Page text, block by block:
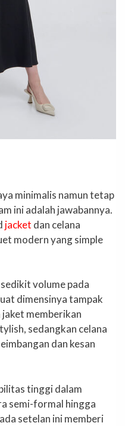
minimalis namun tetap
ini adalah jawabannya.
jacket dan celana
modern yang simple
volume pada
dimensinya tampak
memberikan
sedangkan celana
dan kesan
tinggi dalam
semi-formal hingga
setelan ini memberi